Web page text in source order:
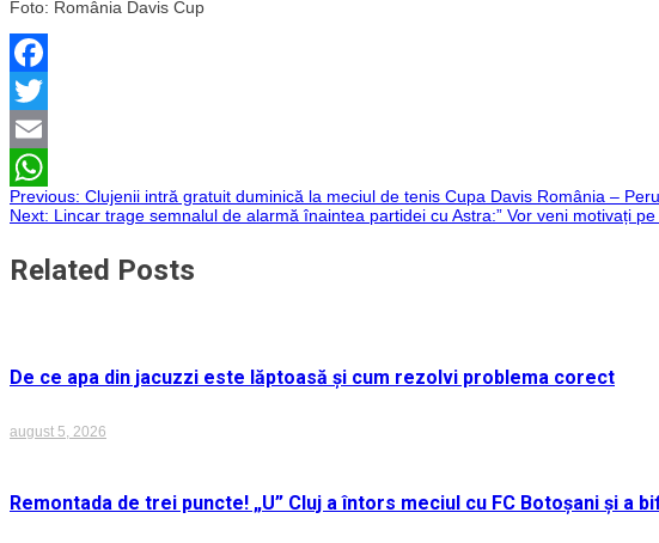
Foto: România Davis Cup
Facebook
Twitter
Email
WhatsApp
Navigare
în
Previous: Clujenii intră gratuit duminică la meciul de tenis Cupa Davis România – Peru
Next: Lincar trage semnalul de alarmă înaintea partidei cu Astra:” Vor veni motivați
Related Posts
De ce apa din jacuzzi este lăptoasă și cum rezolvi problema corect
august 5, 2026
Remontada de trei puncte! „U” Cluj a întors meciul cu FC Botoșani și